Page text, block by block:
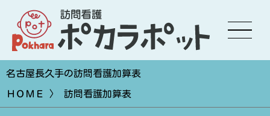
名古屋長久手の訪問看護加算表
ＨＯＭＥ 〉 訪問看護加算表